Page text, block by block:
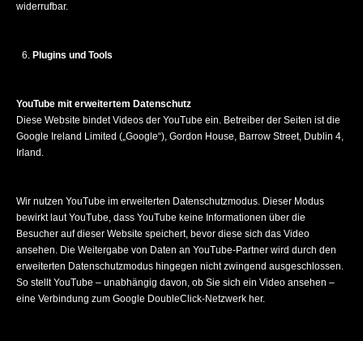
widerrufbar.
Plugins und Tools
YouTube mit erweitertem Datenschutz
Diese Website bindet Videos der YouTube ein. Betreiber der Seiten ist die
Google Ireland Limited („Google“), Gordon House, Barrow Street, Dublin 4,
Irland.
Wir nutzen YouTube im erweiterten Datenschutzmodus. Dieser Modus
bewirkt laut YouTube, dass YouTube keine Informationen über die
Besucher auf dieser Website speichert, bevor diese sich das Video
ansehen. Die Weitergabe von Daten an YouTube-Partner wird durch den
erweiterten Datenschutzmodus hingegen nicht zwingend ausgeschlossen.
So stellt YouTube – unabhängig davon, ob Sie sich ein Video ansehen –
eine Verbindung zum Google DoubleClick-Netzwerk her.